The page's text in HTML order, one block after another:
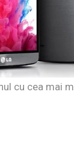
cu cea mai